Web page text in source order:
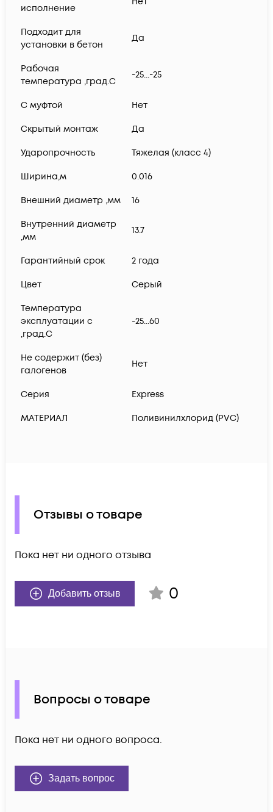
исполнение
Подходит для
установки в бетон
Да
Рабочая
температура ,град.C
-25...-25
С муфтой Нет
Скрытый монтаж Да
Ударопрочность Тяжелая (класс 4)
Ширина,м 0.016
Внешний диаметр ,мм 16
Внутренний диаметр
,мм
13.7
Гарантийный срок 2 года
Цвет Серый
Температура
эксплуатации с
,град.C
-25...60
Не содержит (без)
галогенов
Нет
Серия Express
МАТЕРИАЛ Поливинилхлорид (PVC)
Отзывы о товаре
Пока нет ни одного отзыва
Добавить отзыв 0
Вопросы о товаре
Пока нет ни одного вопроса.
Задать вопрос